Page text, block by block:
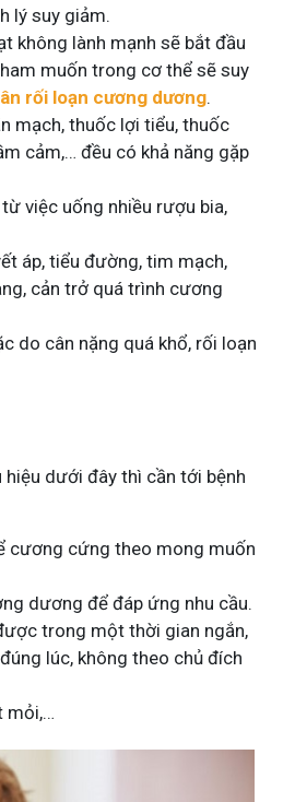
lý suy giảm.
không lành mạnh sẽ bắt đầu
muốn trong cơ thể sẽ suy
rối loạn cương dương.
mạch, thuốc lợi tiểu, thuốc
cảm,… đều có khả năng gặp
việc uống nhiều rượu bia,
áp, tiểu đường, tim mạch,
cản trở quá trình cương
do cân nặng quá khổ, rối loạn
dưới đây thì cần tới bệnh
cương cứng theo mong muốn
dương để đáp ứng nhu cầu.
trong một thời gian ngắn,
lúc, không theo chủ đích
mỏi,…